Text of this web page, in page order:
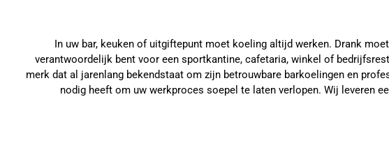
In uw bar, keuken of uitgiftepunt moet koeling altijd werken. Drank
verantwoordelijk bent voor een sportkantine, cafetaria, winkel of
merk dat al jarenlang bekendstaat om zijn betrouwbare barkoelingen en
nodig heeft om uw werkproces soepel te laten verlopen. Wij leveren